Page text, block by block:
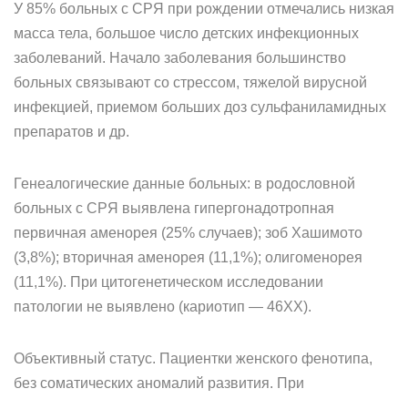
У 85% больных с СРЯ при рождении отмечались низкая
масса те­ла, большое число детских инфекционных
заболеваний. Начало за­болевания большинство
больных связывают со стрессом, тяжелой вирусной
инфекцией, приемом больших доз сульфаниламидных
препаратов и др.
Генеалогические данные больных: в родословной
больных с СРЯ выявлена гипергонадотропная
первичная аменорея (25% случаев); зоб Хашимото
(3,8%); вторичная аменорея (11,1%); олигоменорея
(11,1%). При цитогенетическом исследовании
патологии не выявле­но (кариотип — 46ХХ).
Объективный статус. Пациентки женского фенотипа,
без сома­тических аномалий развития. При